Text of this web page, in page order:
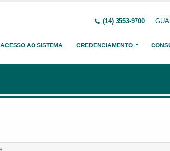
(14) 3553-9700
ACESSO AO SISTEMA CREDENCIAMENTO